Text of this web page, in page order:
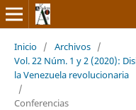
Inicio / Archivos /
Vol. 22 Núm. 1 y 2 (2020):
la Venezuela revolucionaria
/
Conferencias